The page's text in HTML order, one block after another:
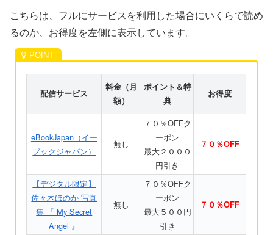
こちらは、フルにサービスを利用した場合にいくらで読め
るのか、お得度を左側に表示しています。
配信サービス
料金（月
額）
ポイント＆特
典
お得度
eBookJapan（イー
ブックジャパン）
無し
７０％OFFク
ーポン
最大２０００
円引き
７０％OFF
【デジタル限定】
佐々木ほのか 写真
集 『 My Secret
Angel 』
無し
７０％OFFク
ーポン
最大５００円
引き
７０％OFF